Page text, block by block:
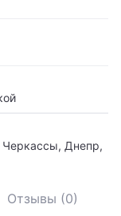
Черкассы, Днепр,
Отзывы (0)